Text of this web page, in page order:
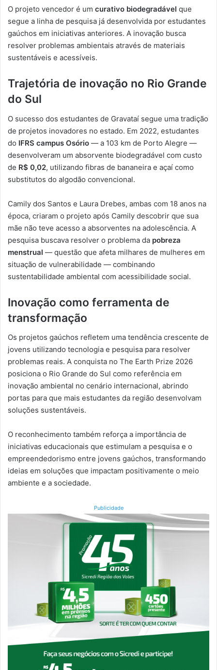
O projeto vencedor é um curativo biodegradável que
segue a linha de pesquisa já desenvolvida por estudantes
gaúchos em iniciativas anteriores. A inovação busca
resolver problemas ambientais através de materiais
sustentáveis e acessíveis.
Trajetória de inovação no Rio Grande
do Sul
O sucesso dos estudantes de Gravataí segue uma tradição
de projetos inovadores no estado. Em 2022, estudantes
do IFRS campus Osório — a 103 km de Porto Alegre —
desenvolveram um absorvente biodegradável com custo
de R$ 0,02, utilizando fibras de bananeira e açaí como
substitutos do algodão convencional.
Camily dos Santos e Laura Drebes, ambas com 18 anos na
época, criaram o projeto após Camily descobrir que sua
mãe não teve acesso a absorventes na adolescência. A
pesquisa buscava resolver o problema da pobreza
menstrual — questão que afeta milhares de mulheres em
situação de vulnerabilidade — combinando
sustentabilidade ambiental com acessibilidade social.
Inovação como ferramenta de
transformação
Os projetos gaúchos refletem uma tendência crescente de
jovens utilizando tecnologia e pesquisa para resolver
problemas reais. A conquista no The Earth Prize 2026
posiciona o Rio Grande do Sul como referência em
inovação ambiental no cenário internacional, abrindo
portas para que mais estudantes da região desenvolvam
soluções sustentáveis.
O reconhecimento também reforça a importância de
iniciativas educacionais que estimulam a pesquisa e o
empreendedorismo entre jovens gaúchos, transformando
ideias em soluções que impactam positivamente o meio
ambiente e a sociedade.
Publicidade